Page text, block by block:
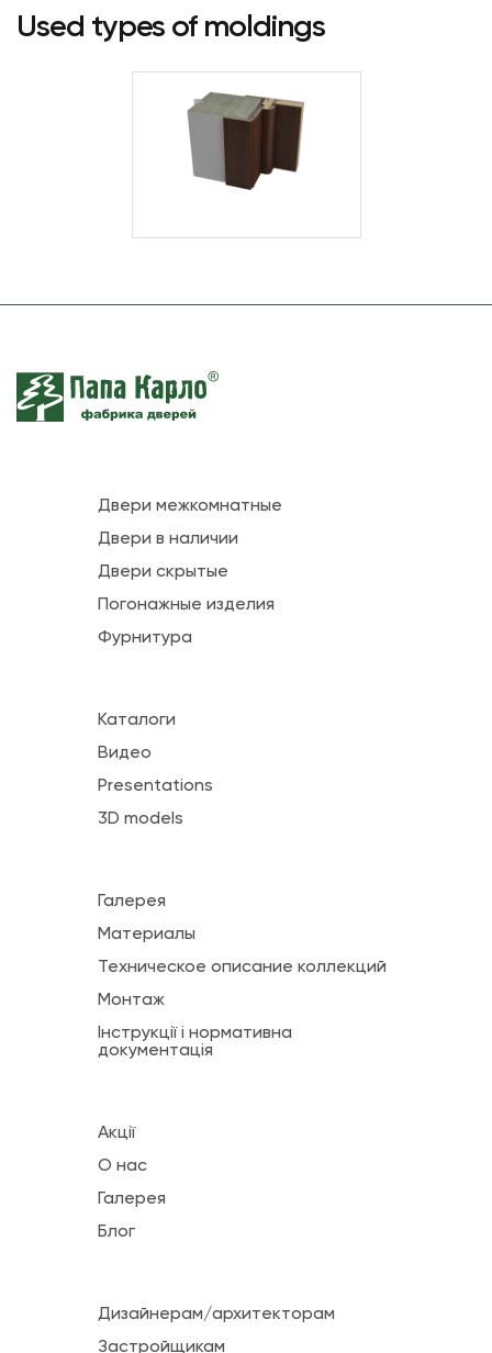
Used types of moldings
Двери межкомнатные
Двери в наличии
Двери скрытые
Погонажные изделия
Фурнитура
Каталоги
Видео
Presentations
3D models
Галерея
Материалы
Техническое описание коллекций
Монтаж
Інструкції і нормативна
документація
Акції
О нас
Галерея
Блог
Дизайнерам/архитекторам
Застройщикам